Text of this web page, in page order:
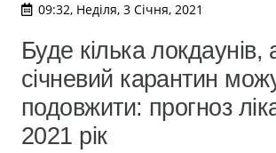
09:32, Неділя, 3 Січня, 2021
Буде кілька локдаунів,
січневий карантин
подовжити: прогноз
2021 рік